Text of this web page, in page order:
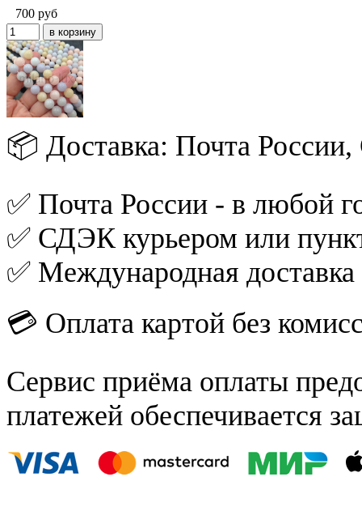
700 руб
📦 Доставка: Почта
✅ Почта России - в любой
✅ СДЭК курьером или
✅ Международная
💳 Оплата картой без
Сервис приёма оплаты
платежей обеспечивается